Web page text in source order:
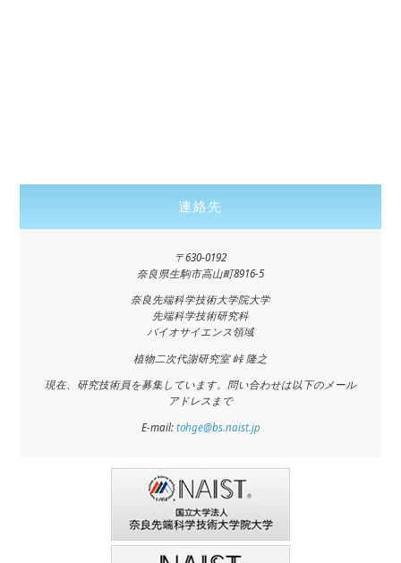
連絡先
〒630-0192
奈良県生駒市高山町8916-5
奈良先端科学技術大学院大学
先端科学技術研究科
バイオサイエンス領域
植物二次代謝研究室 峠 隆之
現在、研究技術員を募集しています。問い合わせは以下のメール
アドレスまで
E-mail: tohge@bs.naist.jp